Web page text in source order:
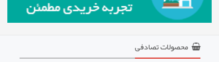
محصولات تصادفی